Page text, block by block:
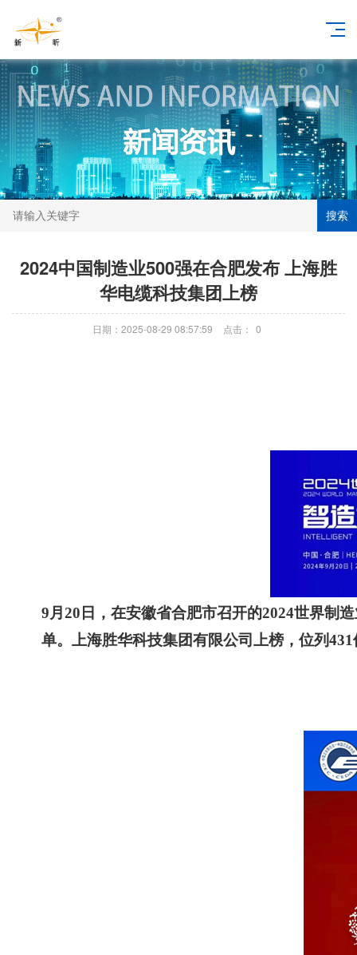
搜索
2024中国制造业500强在合肥发布 上海胜
华电缆科技集团上榜
日期：2025-08-29 08:57:59 点击： 0
9月 20 日，在安徽省合肥市召开的2024世界制
单。 上海胜华科技集团有限公司上榜，位列431